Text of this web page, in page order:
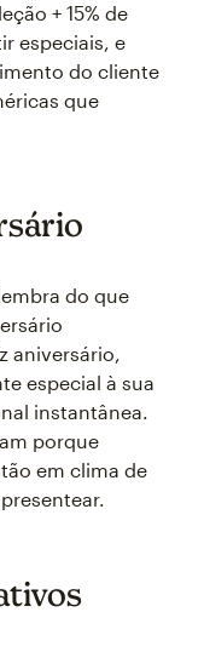
+ 15% de
especiais, e
do cliente
que
do que
aniversário,
especial à sua
instantânea.
porque
em clima de